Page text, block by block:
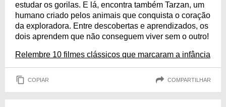
estudar os gorilas. E lá, encontra também Tarzan, um
humano criado pelos animais que conquista o coração
da exploradora. Entre descobertas e aprendizados, os
dois aprendem que não conseguem viver sem o outro!
Relembre 10 filmes clássicos que marcaram a infância
COPIAR COMPARTILHAR